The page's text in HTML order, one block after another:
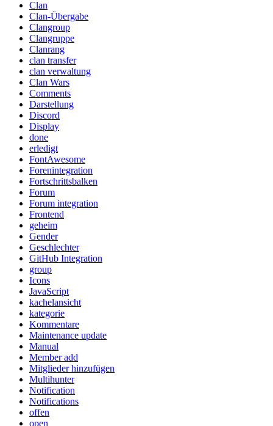
Clan
Clan-Übergabe
Clangroup
Clangruppe
Clanrang
clan transfer
clan verwaltung
Clan Wars
Comments
Darstellung
Discord
Display
done
erledigt
FontAwesome
Forenintegration
Fortschrittsbalken
Forum
Forum integration
Frontend
geheim
Gender
Geschlechter
GitHub Integration
group
Icons
JavaScript
kachelansicht
kategorie
Kommentare
Maintenance update
Manual
Member add
Mitglieder hinzufügen
Multihunter
Notification
Notifications
offen
open